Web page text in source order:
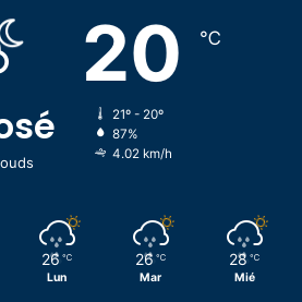
20 ℃
21º - 20º
87%
4.02 km/h
26 ℃
Lun
26 ℃
Mar
28 ℃
Mié